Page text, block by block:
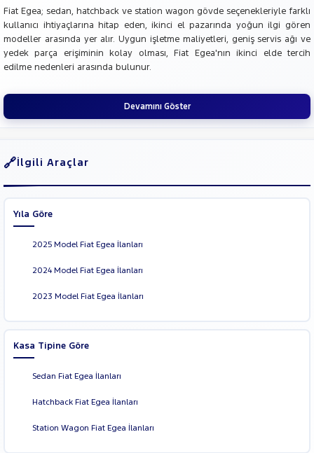
Fiat Egea; sedan, hatchback ve station wagon gövde seçenekleriyle farklı
kullanıcı ihtiyaçlarına hitap eden, ikinci el pazarında yoğun ilgi gören
modeller arasında yer alır. Uygun işletme maliyetleri, geniş servis ağı ve
yedek parça erişiminin kolay olması, Fiat Egea'nın ikinci elde tercih
edilme nedenleri arasında bulunur.
Devamını Göster
İlgili Araçlar
Yıla Göre
2025 Model Fiat Egea İlanları
2024 Model Fiat Egea İlanları
2023 Model Fiat Egea İlanları
Kasa Tipine Göre
Sedan Fiat Egea İlanları
Hatchback Fiat Egea İlanları
Station Wagon Fiat Egea İlanları